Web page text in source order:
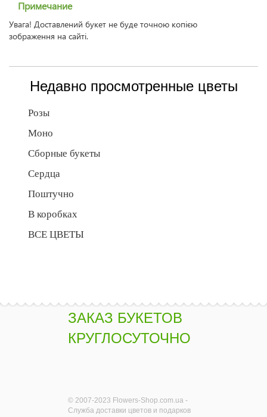
Примечание
Увага! Доставлений букет не буде точною копією
зображення на сайті.
Недавно просмотренные цветы
Розы
Моно
Сборные букеты
Сердца
Поштучно
В коробках
ВСЕ ЦВЕТЫ
ЗАКАЗ БУКЕТОВ
КРУГЛОСУТОЧНО
© 2007-2023 Flowers-Shop.com.ua -
Служба доставки цветов и подарков